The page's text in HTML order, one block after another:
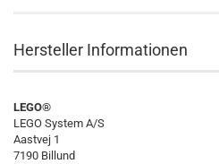
Hersteller Informationen
LEGO®
LEGO System A/S
Aastvej 1
7190 Billund